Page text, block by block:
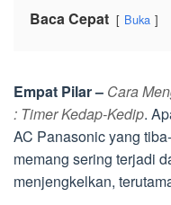
Baca Cepat Buka
Empat Pilar – Cara
: Timer Kedap-Kedip.
AC Panasonic yang
memang sering terjadi
menjengkelkan,